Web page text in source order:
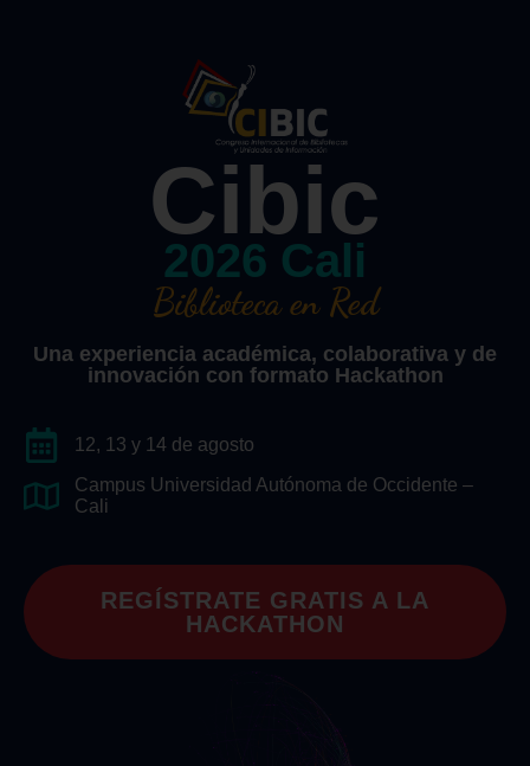
Cibic
2026 Cali
Biblioteca en Red
Una experiencia académica, colaborativa y de
innovación con formato Hackathon
12, 13 y 14 de agosto
Campus Universidad Autónoma de Occidente –
Cali
REGÍSTRATE GRATIS A LA
HACKATHON